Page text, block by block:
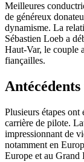
Meilleures
de généreux
dynamisme. La
Sébastien Loeb a
Haut-Var, le couple
fiançailles.
Plusieurs étapes ont
carrière de pilote.
impressionnant de
notamment en
Europe et au Grand